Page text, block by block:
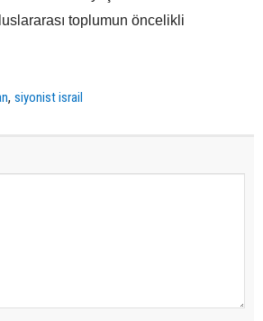
toplumun öncelikli
,siyonist israil